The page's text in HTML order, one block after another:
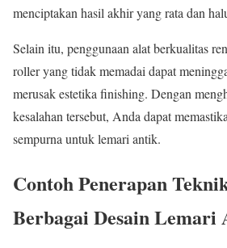
menciptakan hasil akhir yang rata dan
Selain itu, penggunaan alat berkualitas
roller yang tidak memadai dapat
merusak estetika finishing. Dengan
kesalahan tersebut, Anda dapat
sempurna untuk lemari antik.
Contoh Penerapan
Berbagai Desain Lemari